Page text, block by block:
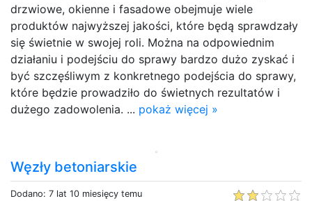
drzwiowe, okienne i fasadowe obejmuje wiele
produktów najwyższej jakości, które będą sprawdzały
się świetnie w swojej roli. Można na odpowiednim
działaniu i podejściu do sprawy bardzo dużo zyskać i
być szczęśliwym z konkretnego podejścia do sprawy,
które będzie prowadziło do świetnych rezultatów i
dużego zadowolenia. ... pokaż więcej »
Węzły betoniarskie
Dodano: 7 lat 10 miesięcy temu